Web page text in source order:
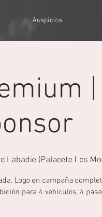
Auspicios
Labadie (Palacete Los
Logo en campaña
para 4 vehículos, 4